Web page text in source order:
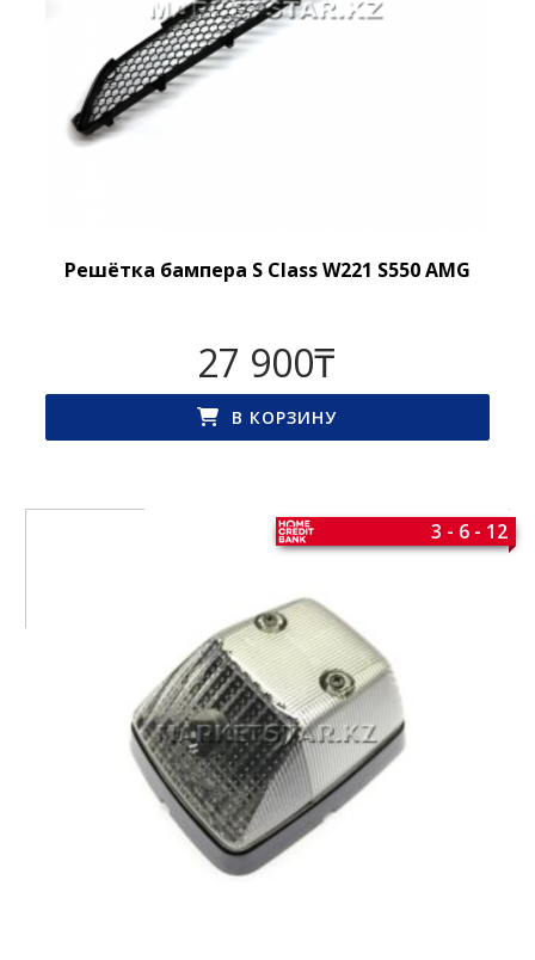
Решётка бампера S Class W221 S550 AMG
27 900₸
В КОРЗИНУ
3 - 6 - 12